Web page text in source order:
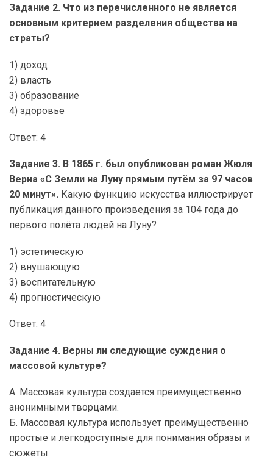
Задание 2. Что из перечисленного не является
основным критерием разделения общества на
страты?
1) доход
2) власть
3) образование
4) здоровье
Ответ: 4
Задание 3. В 1865 г. был опубликован роман Жюля
Верна «С Земли на Луну прямым путём за 97 часов
20 минут». Какую функцию искусства иллюстрирует
публикация данного произведения за 104 года до
первого полёта людей на Луну?
1) эстетическую
2) внушающую
3) воспитательную
4) прогностическую
Ответ: 4
Задание 4. Верны ли следующие суждения о
массовой культуре?
А. Массовая культура создается преимущественно
анонимными творцами.
Б. Массовая культура использует преимущественно
простые и легкодоступные для понимания образы и
сюжеты.